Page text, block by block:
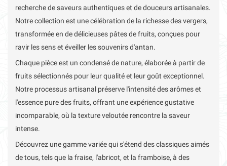
recherche de saveurs authentiques et de douceurs artisanales.
Notre collection est une célébration de la richesse des vergers,
transformée en de délicieuses pâtes de fruits, conçues pour
ravir les sens et éveiller les souvenirs d'antan.
Chaque pièce est un condensé de nature, élaborée à partir de
fruits sélectionnés pour leur qualité et leur goût exceptionnel.
Notre processus artisanal préserve l'intensité des arômes et
l'essence pure des fruits, offrant une expérience gustative
incomparable, où la texture veloutée rencontre la saveur
intense.
Découvrez une gamme variée qui s'étend des classiques aimés
de tous, tels que la fraise, l'abricot, et la framboise, à des